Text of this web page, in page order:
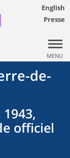
English
Presse
MENU
de-
officiel